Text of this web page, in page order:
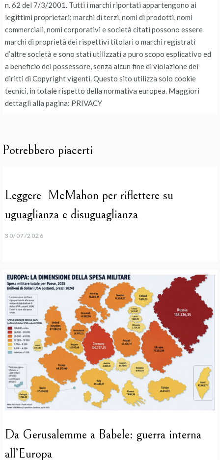
n. 62 del 7/3/2001. Tutti i marchi riportati appartengono ai
legittimi proprietari; marchi di terzi, nomi di prodotti, nomi
commerciali, nomi corporativi e società citati possono essere
marchi di proprietà dei rispettivi titolari o marchi registrati
d’altre società e sono stati utilizzati a puro scopo esplicativo ed
a beneficio del possessore, senza alcun fine di violazione dei
diritti di Copyright vigenti. Questo sito utilizza solo cookie
tecnici, in totale rispetto della normativa europea. Maggiori
dettagli alla pagina: PRIVACY
Potrebbero piacerti
Leggere McMahon per riflettere su
uguaglianza e disuguaglianza
30/07/2026
Da Gerusalemme a Babele: guerra interna
all’Europa